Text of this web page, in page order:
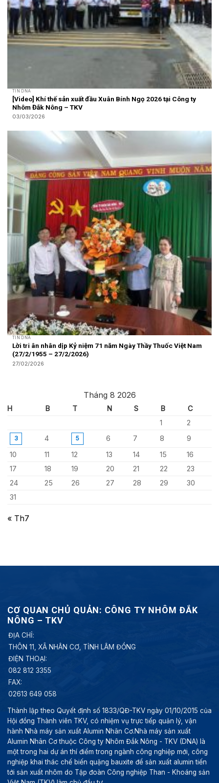
TIN DNA
[Video] Khí thế sản xuất đầu Xuân Bính Ngọ 2026 tại Công ty
Nhôm Đắk Nông – TKV
03/03/2026
TIN DNA
Lời tri ân nhân dịp Kỷ niệm 71 năm Ngày Thầy Thuốc Việt Nam
(27/2/1955 – 27/2/2026)
27/02/2026
Tháng 8 2026
H B T N S B
C
1
2
3 4 5 6 7 8
9
10
11 12 13 14 15
16
17
18 19 20 21 22
23
24
25 26 27 28 29
30
31
« Th7
CƠ QUAN CHỦ QUẢN: CÔNG TY NHÔM ĐẮK
NÔNG – TKV
ĐỊA CHỈ:
THÔN 11, XÃ NHÂN CƠ, TỈNH LÂM ĐỒNG
ĐIỆN THOẠI:
082 812 3355
FAX:
02613 649 058
Thành lập theo Quyết định số 1833/QĐ-TKV ngày 01/10/2015 của
Hội đồng Thành viên TKV, có nhiệm vụ trực tiếp quản lý, vận
hành Nhà máy sản xuất Alumin Nhân Cơ.Nhà máy sản xuất
Alumin Nhân Cơ thuộc Công ty Nhôm Đắk Nông - TKV (DNA) là
một trong hai dự án thí điểm trong ngành công nghiệp mới, công
nghiệp khai thác chế biến quặng bauxite để sản xuất alumin tiến
tới sản xuất nhôm do Tập đoàn Công nghiệp Than - Khoáng sản